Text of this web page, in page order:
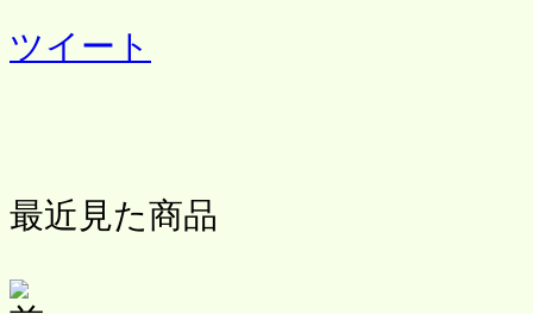
ツイート
最近見た商品